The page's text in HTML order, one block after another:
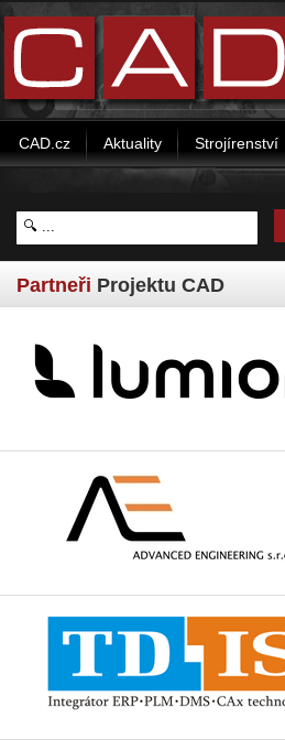
CAD.cz Aktuality Strojírenství
Partneři Projektu CAD